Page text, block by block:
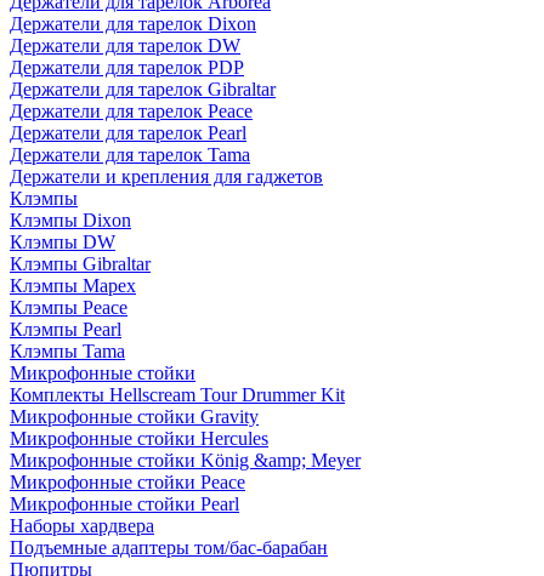
Держатели для тарелок Dixon
Держатели для тарелок DW
Держатели для тарелок PDP
Держатели для тарелок Gibraltar
Держатели для тарелок Peace
Держатели для тарелок Pearl
Держатели для тарелок Tama
Держатели и крепления для гаджетов
Клэмпы
Клэмпы Dixon
Клэмпы DW
Клэмпы Gibraltar
Клэмпы Mapex
Клэмпы Peace
Клэмпы Pearl
Клэмпы Tama
Микрофонные стойки
Комплекты Hellscream Tour Drummer Kit
Микрофонные стойки Gravity
Микрофонные стойки Hercules
Микрофонные стойки König &amp; Meyer
Микрофонные стойки Peace
Микрофонные стойки Pearl
Наборы хардвера
Подъемные адаптеры том/бас-барабан
Пюпитры